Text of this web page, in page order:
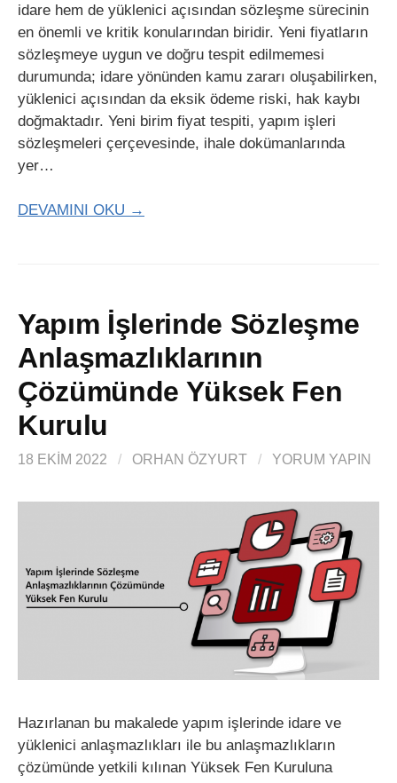
idare hem de yüklenici açısından sözleşme sürecinin
en önemli ve kritik konularından biridir. Yeni fiyatların
sözleşmeye uygun ve doğru tespit edilmemesi
durumunda; idare yönünden kamu zararı oluşabilirken,
yüklenici açısından da eksik ödeme riski, hak kaybı
doğmaktadır. Yeni birim fiyat tespiti, yapım işleri
sözleşmeleri çerçevesinde, ihale dokümanlarında
yer…
DEVAMINI OKU →
Yapım İşlerinde Sözleşme
Anlaşmazlıklarının
Çözümünde Yüksek Fen
Kurulu
18 EKIM 2022 / ORHAN ÖZYURT / YORUM YAPIN
Hazırlanan bu makalede yapım işlerinde idare ve
yüklenici anlaşmazlıkları ile bu anlaşmazlıkların
çözümünde yetkili kılınan Yüksek Fen Kuruluna